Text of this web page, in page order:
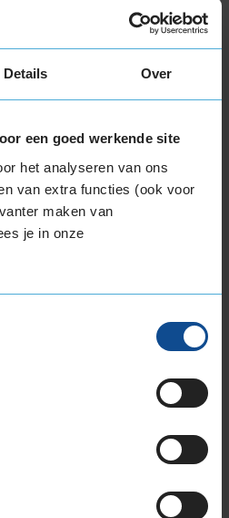
Details Over
een goed werkende site
het analyseren van ons
van extra functies (ook voor
maken van
je in onze
8,0
94V EXTRALOAD
13 maart 2026
1.4 T-Jet HB 4-cil. B 120pk
jaar